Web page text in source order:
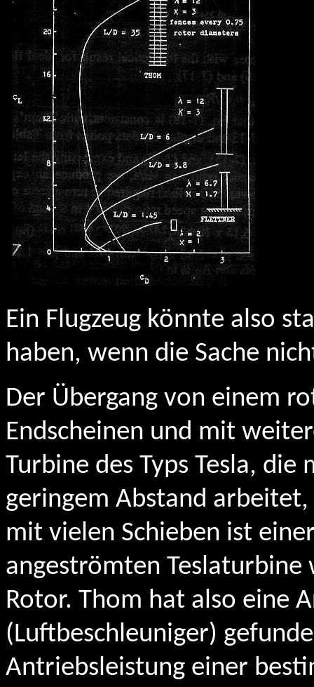
Ein Flugzeug könnte also
haben, wenn die Sache
Der Übergang von einem
Endscheinen und mit
Turbine des Typs Tesla,
geringem Abstand
mit vielen Schieben ist
angeströmten
Rotor. Thom hat also eine
(Luftbeschleuniger)
Antriebsleistung einer